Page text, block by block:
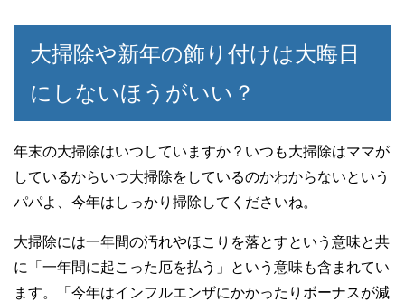
大掃除や新年の飾り付けは大晦日
にしないほうがいい？
年末の大掃除はいつしていますか？いつも大掃除はママが
しているからいつ大掃除をしているのかわからないという
パパよ、今年はしっかり掃除してくださいね。
大掃除には一年間の汚れやほこりを落とすという意味と共
に「一年間に起こった厄を払う」という意味も含まれてい
ます。「今年はインフルエンザにかかったりボーナスが減